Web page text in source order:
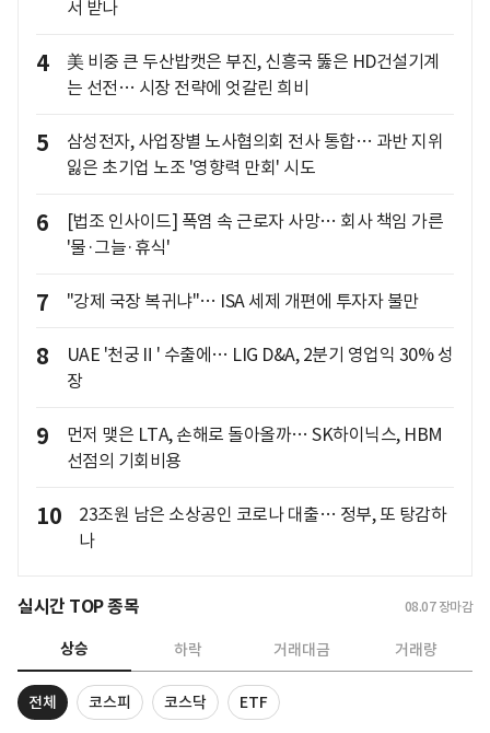
서 받나
4
美 비중 큰 두산밥캣은 부진, 신흥국 뚫은 HD건설기계
는 선전… 시장 전략에 엇갈린 희비
5
삼성전자, 사업장별 노사협의회 전사 통합… 과반 지위
잃은 초기업 노조 '영향력 만회' 시도
6
[법조 인사이드] 폭염 속 근로자 사망… 회사 책임 가른
'물·그늘·휴식'
7 "강제 국장 복귀냐"… ISA 세제 개편에 투자자 불만
8
UAE '천궁Ⅱ' 수출에… LIG D&A, 2분기 영업익 30% 성
장
9
먼저 맺은 LTA, 손해로 돌아올까… SK하이닉스, HBM
선점의 기회비용
10
23조원 남은 소상공인 코로나 대출… 정부, 또 탕감하
나
실시간 TOP 종목 08.07 장마감
상승 하락 거래대금 거래량
전체 코스피 코스닥 ETF